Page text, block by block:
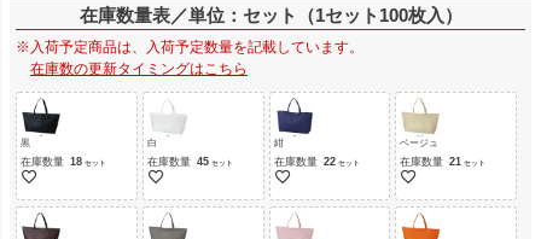
在庫数量表／単位：セット（1セット100枚入）
※入荷予定商品は、入荷予定数量を記載しています。
在庫数の更新タイミングはこちら
黒
在庫数量 18
白
在庫数量 45
紺
在庫数量 22
ベージュ
在庫数量 21